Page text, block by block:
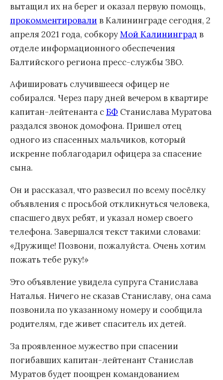
вытащил их на берег и оказал первую помощь,
прокомментировали в Калининграде сегодня, 2
апреля 2021 года, собкоруМой Калининград в
отделе информационного обеспечения
Балтийского региона пресс-службы ЗВО.
Афишировать случившееся офицер не
собирался. Через пару дней вечером в квартире
капитан-лейтенанта сБФ Станислава Муратова
раздался звонок домофона. Пришел отец
одного из спасенных мальчиков, который
искренне поблагодарил офицера за спасение
сына.
Он и рассказал, что развесил по всему посёлку
объявления с просьбой откликнуться человека,
спасшего двух ребят, и указал номер своего
телефона. Завершался текст такими словами:
«Дружище! Позвони, пожалуйста. Очень хотим
пожать тебе руку!»
Это объявление увидела супруга Станислава
Наталья. Ничего не сказав Станиславу, она сама
позвонила по указанному номеру и сообщила
родителям, где живет спаситель их детей.
За проявленное мужество при спасении
погибавших капитан-лейтенант Станислав
Муратов будет поощрен командованием